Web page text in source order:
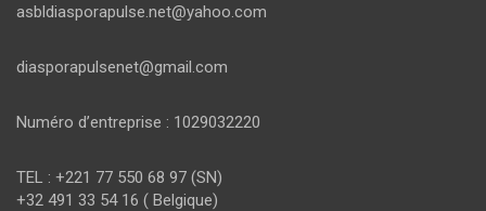
asbldiasporapulse.net@yahoo.com
diasporapulsenet@gmail.com
Numéro d’entreprise : 1029032220
TEL : +221 77 550 68 97 (SN)
+32 491 33 54 16 ( Belgique)